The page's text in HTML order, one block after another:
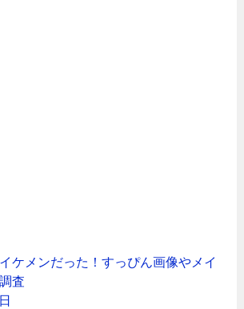
ケメンだった！すっぴん画像やメイ
査